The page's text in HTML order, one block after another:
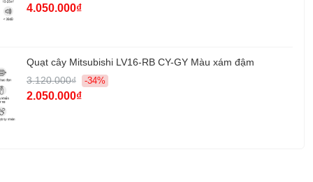
4.050.000₫
Quạt cây Mitsubishi LV16-RB CY-GY Màu xám đậm
3.120.000₫
-34%
2.050.000₫